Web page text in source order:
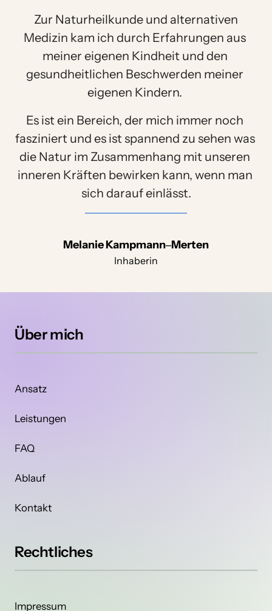
Medizin kam ich durch Erfahrungen aus
meiner eigenen Kindheit und den
gesundheitlichen Beschwerden meiner
eigenen Kindern.
Es ist ein Bereich, der mich immer noch
fasziniert und es ist spannend zu sehen was
die Natur im Zusammenhang mit unseren
inneren Kräften bewirken kann, wenn man
sich darauf einlässt.
Melanie Kampmann‒Merten
Inhaberin
Über mich
Ansatz
Leistungen
FAQ
Ablauf
Kontakt
Rechtliches
Impressum